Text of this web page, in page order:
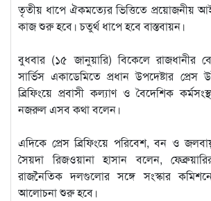
তৃতীয় ধাপে ঐকমত্যের ভিত্তিতে প্রয়োজনীয়
কাজ শুরু হবে। চতুর্থ ধাপে হবে বাস্তবায়ন।
বুধবার (১৫ জানুয়ারি) বিকেলে রাজধানীর
সার্ভিস একাডেমিতে প্রধান উপদেষ্টার
ব্রিফিংয়ে প্রবাসী কল্যাণ ও বৈদেশিক
নজরুল এসব কথা বলেন।
এদিকে প্রেস ব্রিফিংয়ে পরিবেশ, বন ও
সৈয়দা রিজওয়ানা হাসান বলেন,
রাজনৈতিক দলগুলোর সঙ্গে সংস্কার
আলোচনা শুরু হবে।